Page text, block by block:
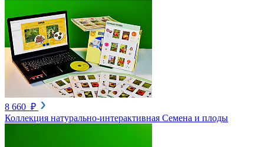
8 660 ₽
Коллекция натурально-интерактивная Семена и плоды